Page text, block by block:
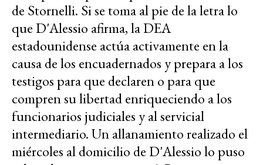
de Stornelli. Si se toma al pie de la letra lo
que D'Alessio afirma, la DEA
estadounidense actúa activamente en la
causa de los encuadernados y prepara a los
testigos para que declaren o para que
compren su libertad enriqueciendo a los
funcionarios judiciales y al servicial
intermediario. Un allanamiento realizado el
miércoles al domicilio de D'Alessio lo puso